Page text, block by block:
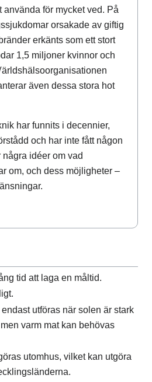
använda för mycket ved. På
orsakade av giftig
erkänts som ett stort
1,5 miljoner kvinnor och
även dessa stora hot
har funnits i decennier,
och har inte fått någon
idéer om vad
om, och dess möjligheter –
tid att laga en måltid.
utföras när solen är stark
varm mat kan behövas
utomhus, vilket kan utgöra